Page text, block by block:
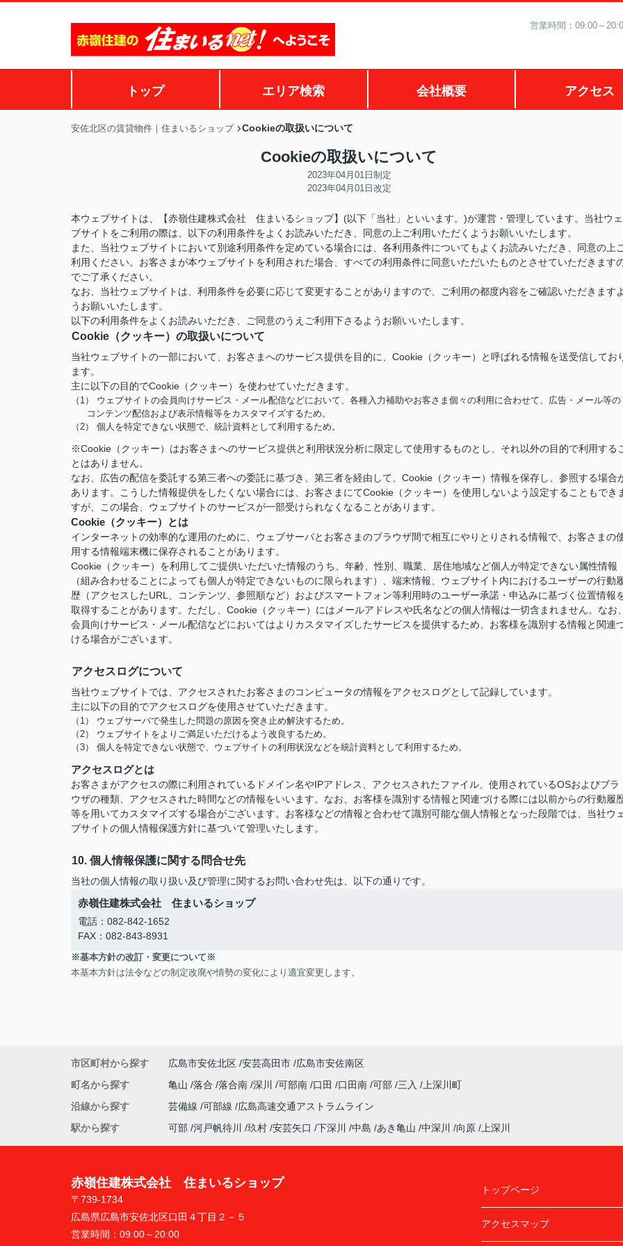
営業時間：09:00～
トップ エリア検索 会社概要 アクセス
安佐北区の賃貸物件｜住まいるショップ Cookieの取扱いについて
Cookieの取扱いについて
2023年04月01日制定
2023年04月01日改定
本ウェブサイトは、【赤嶺住建株式会社 住まいるショップ】(以下「当社」といいます。)が運営・管理しています。当社ウェ
ブサイトをご利用の際は、以下の利用条件をよくお読みいただき、同意の上ご利用いただくようお願いいたします。
また、当社ウェブサイトにおいて別途利用条件を定めている場合には、各利用条件についてもよくお読みいただき、同意の上
利用ください。お客さまが本ウェブサイトを利用された場合、すべての利用条件に同意いただいたものとさせていただきます
でご了承ください。
なお、当社ウェブサイトは、利用条件を必要に応じて変更することがありますので、ご利用の都度内容をご確認いただきますよ
うお願いいたします。
以下の利用条件をよくお読みいただき、ご同意のうえご利用下さるようお願いいたします。
Cookie（クッキー）の取扱いについて
当社ウェブサイトの一部において、お客さまへのサービス提供を目的に、Cookie（クッキー）と呼ばれる情報を送受信してお
ます。
主に以下の目的でCookie（クッキー）を使わせていただきます。
（1） ウェブサイトの会員向けサービス・メール配信などにおいて、各種入力補助やお客さま個々の利用に合わせて、広告・メール等の
コンテンツ配信および表示情報等をカスタマイズするため。
（2） 個人を特定できない状態で、統計資料として利用するため。
※Cookie（クッキー）はお客さまへのサービス提供と利用状況分析に限定して使用するものとし、それ以外の目的で利用する
とはありません。
なお、広告の配信を委託する第三者への委託に基づき、第三者を経由して、Cookie（クッキー）情報を保存し、参照する場合
あります。こうした情報提供をしたくない場合には、お客さまにてCookie（クッキー）を使用しないよう設定することもでき
すが、この場合、ウェブサイトのサービスが一部受けられなくなることがあります。
Cookie（クッキー）とは
インターネットの効率的な運用のために、ウェブサーバとお客さまのブラウザ間で相互にやりとりされる情報で、お客さまの
用する情報端末機に保存されることがあります。
Cookie（クッキー）を利用してご提供いただいた情報のうち、年齢、性別、職業、居住地域など個人が特定できない属性情報
（組み合わせることによっても個人が特定できないものに限られます）、端末情報、ウェブサイト内におけるユーザーの行動
歴（アクセスしたURL、コンテンツ、参照順など）およびスマートフォン等利用時のユーザー承諾・申込みに基づく位置情報
取得することがあります。ただし、Cookie（クッキー）にはメールアドレスや氏名などの個人情報は一切含まれません。なお、
会員向けサービス・メール配信などにおいてはよりカスタマイズしたサービスを提供するため、お客様を識別する情報と関連
ける場合がございます。
アクセスログについて
当社ウェブサイトでは、アクセスされたお客さまのコンピュータの情報をアクセスログとして記録しています。
主に以下の目的でアクセスログを使用させていただきます。
（1） ウェブサーバで発生した問題の原因を突き止め解決するため。
（2） ウェブサイトをよりご満足いただけるよう改良するため。
（3） 個人を特定できない状態で、ウェブサイトの利用状況などを統計資料として利用するため。
アクセスログとは
お客さまがアクセスの際に利用されているドメイン名やIPアドレス、アクセスされたファイル、使用されているOSおよびブラ
ウザの種類、アクセスされた時間などの情報をいいます。なお、お客様を識別する情報と関連づける際には以前からの行動履
等を用いてカスタマイズする場合がございます。お客様などの情報と合わせて識別可能な個人情報となった段階では、当社ウェ
ブサイトの個人情報保護方針に基づいて管理いたします。
10. 個人情報保護に関する問合せ先
当社の個人情報の取り扱い及び管理に関するお問い合わせ先は、以下の通りです。
赤嶺住建株式会社 住まいるショップ
電話：082-842-1652
FAX：082-843-8931
※基本方針の改訂・変更について※
本基本方針は法令などの制定改廃や情勢の変化により適宜変更します。
市区町村から探す 広島市安佐北区 安芸高田市 広島市安佐南区
町名から探す
亀山 落合 落合南 深川 可部南 口田 口田南 可部 三入
上深川町
沿線から探す
芸備線 可部線
広島高速交通アストラムライン
駅から探す
可部 河戸帆待川 玖村 安芸矢口 下深川 中島 あき亀山 中深川 向原 上深川
赤嶺住建株式会社 住まいるショップ
〒739-1734
広島県広島市安佐北区口田４丁目２－５
営業時間： 09:00～20:00
トップページ
アクセスマップ